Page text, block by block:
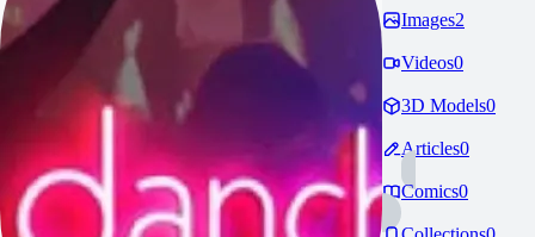
Images2
Videos0
3D Models0
Articles0
Comics0